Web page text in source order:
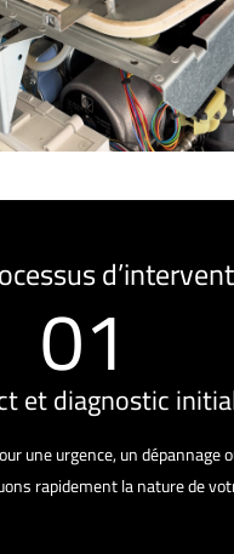
01
et diagnostic
une urgence, un dépannage
rapidement la nature de